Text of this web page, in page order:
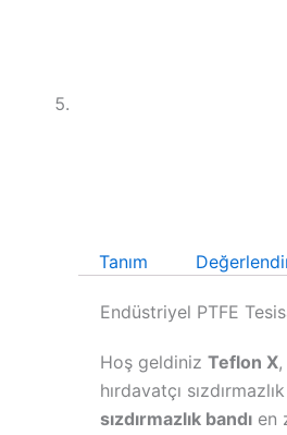
Tanım
Endüstriyel PTFE
Hoş geldiniz Teflon X
hırdavatçı
sızdırmazlık bandı en